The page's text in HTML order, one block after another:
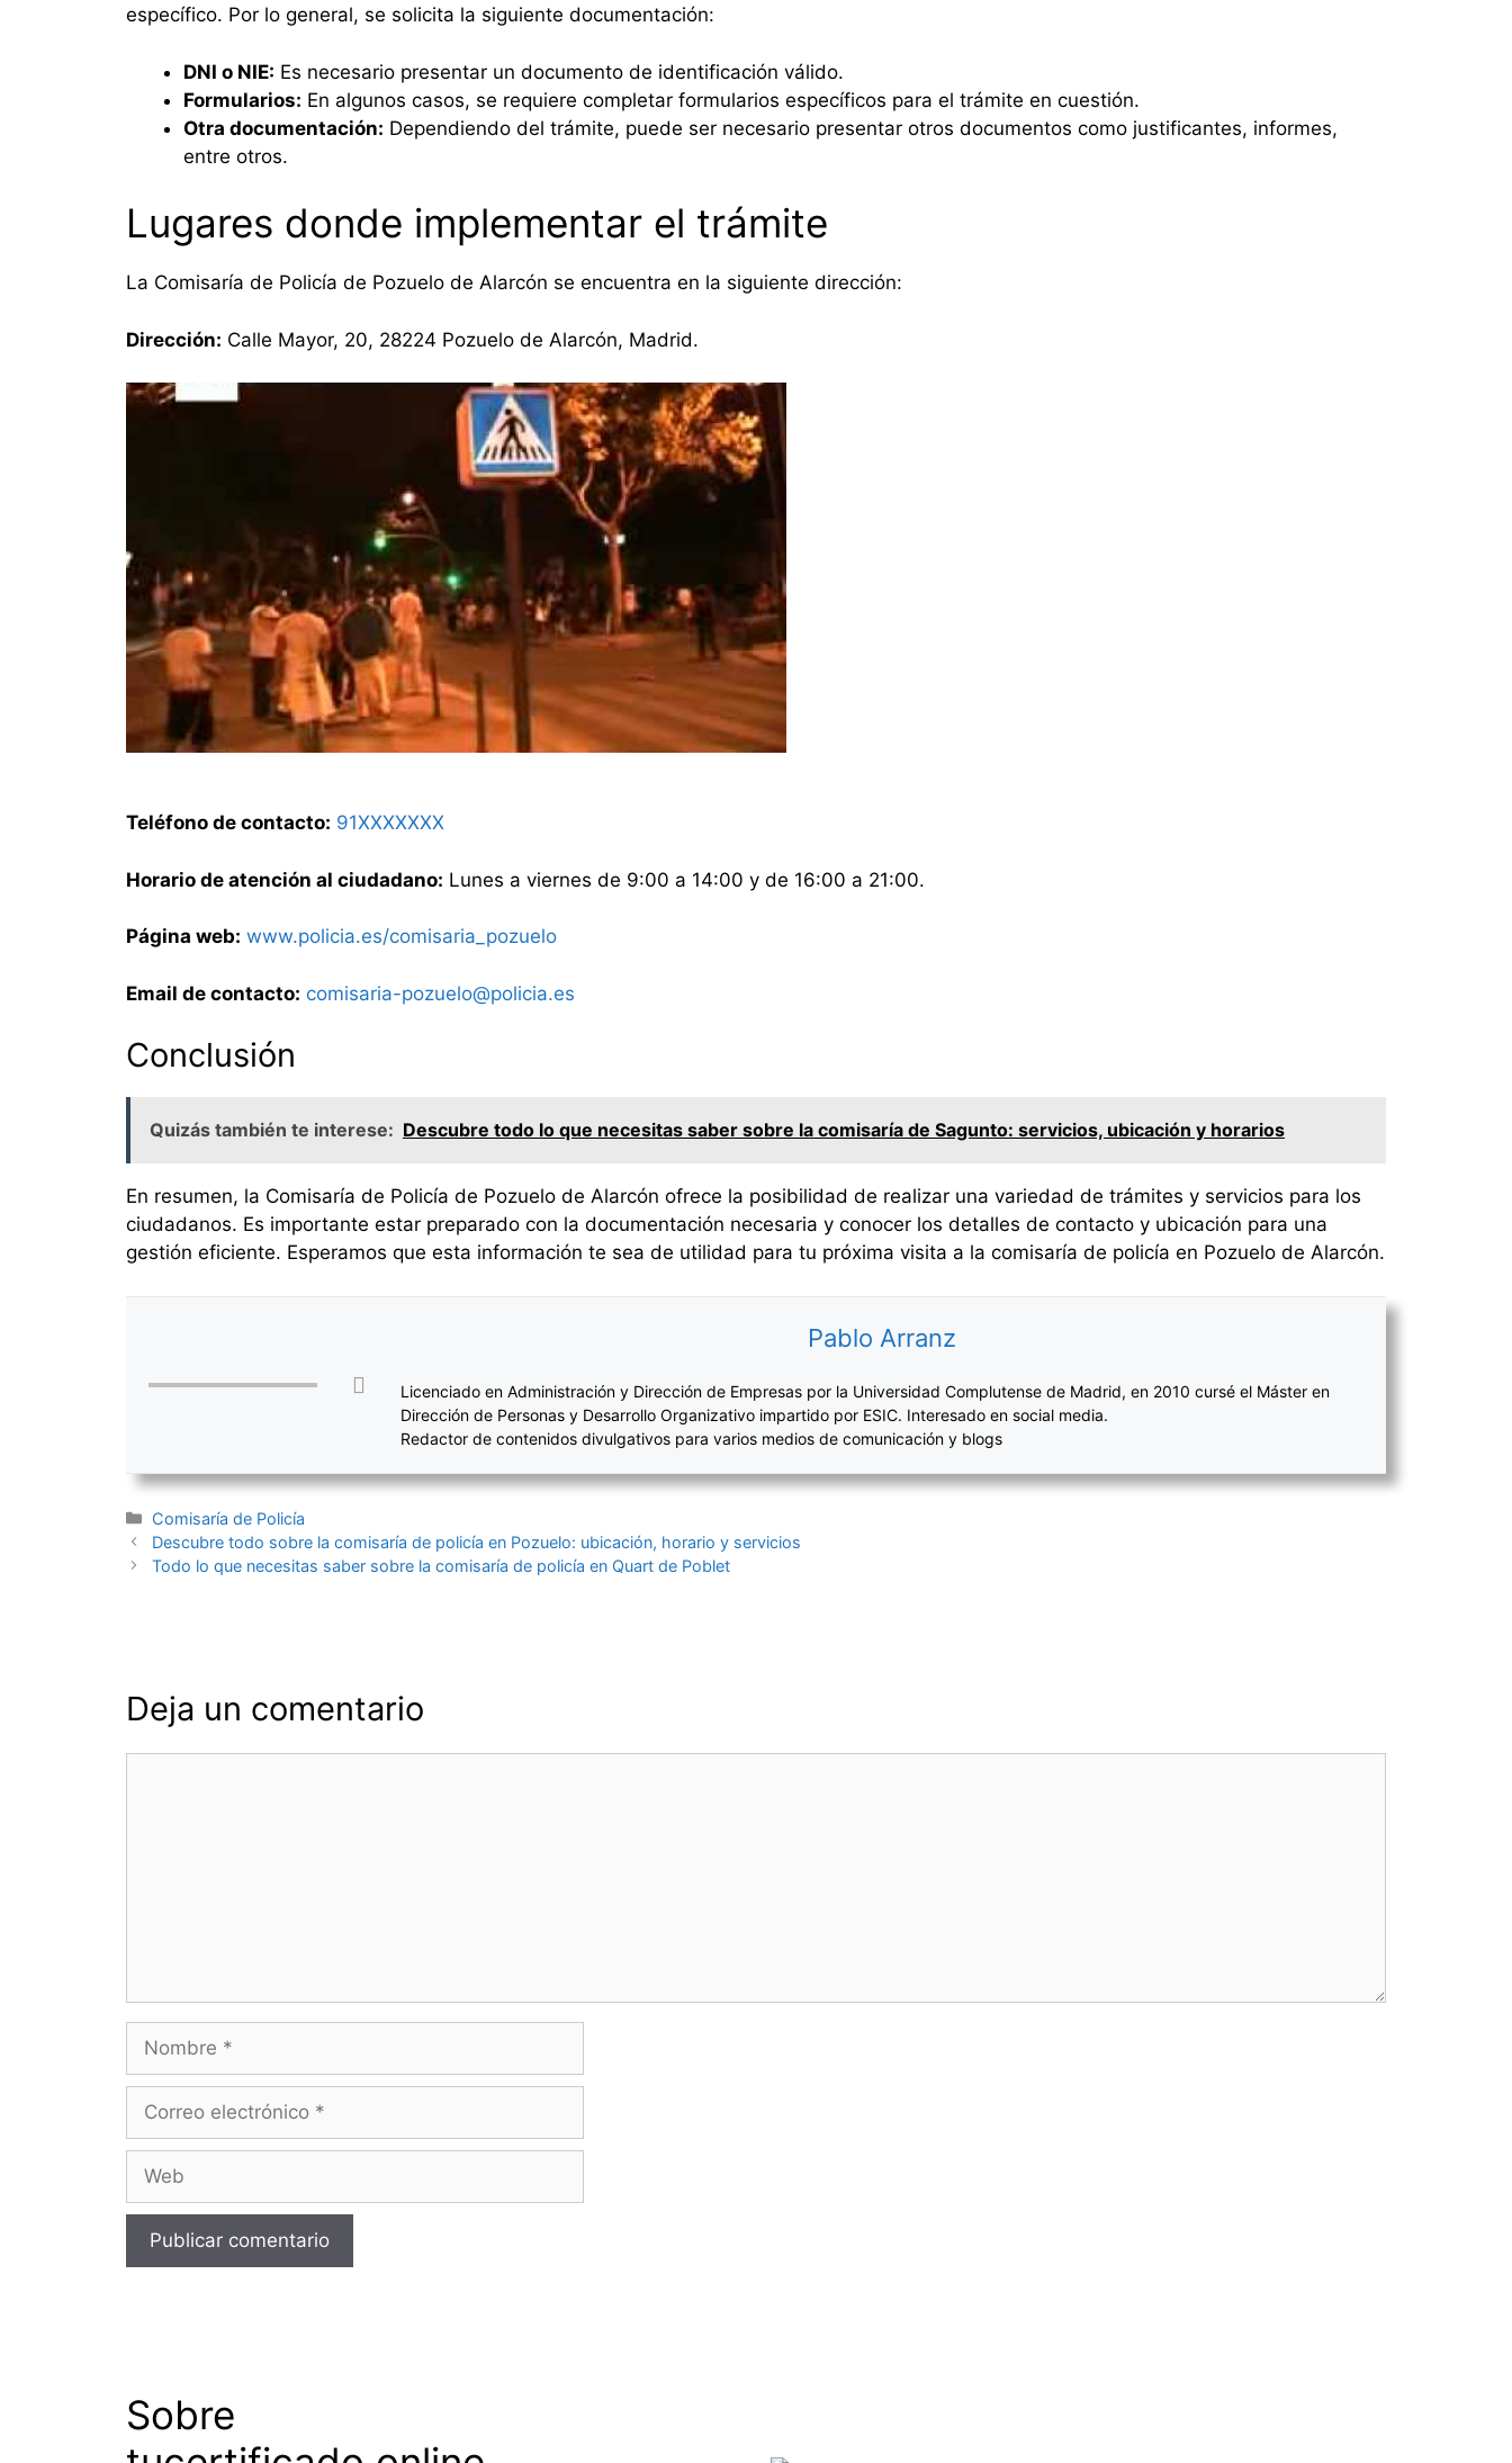
específico. Por lo general, se solicita la siguiente documentación:
DNI o NIE: Es necesario presentar un documento de identificación válido.
Formularios: En algunos casos, se requiere completar formularios específicos para el trámite en cuestión.
Otra documentación: Dependiendo del trámite, puede ser necesario presentar otros documentos como justificantes, informes,
entre otros.
Lugares donde implementar el trámite
La Comisaría de Policía de Pozuelo de Alarcón se encuentra en la siguiente dirección:
Dirección: Calle Mayor, 20, 28224 Pozuelo de Alarcón, Madrid.
Teléfono de contacto: 91XXXXXXX
Horario de atención al ciudadano: Lunes a viernes de 9:00 a 14:00 y de 16:00 a 21:00.
Página web: www.policia.es/comisaria_pozuelo
Email de contacto: comisaria-pozuelo@policia.es
Conclusión
Quizás también te interese: Descubre todo lo que necesitas saber sobre la comisaría de Sagunto: servicios, ubicación y horarios
En resumen, la Comisaría de Policía de Pozuelo de Alarcón ofrece la posibilidad de realizar una variedad de trámites y servicios para los
ciudadanos. Es importante estar preparado con la documentación necesaria y conocer los detalles de contacto y ubicación para una
gestión eficiente. Esperamos que esta información te sea de utilidad para tu próxima visita a la comisaría de policía en Pozuelo de Alarcón.
Pablo Arranz
Licenciado en Administración y Dirección de Empresas por la Universidad Complutense de Madrid, en 2010 cursé el Máster en
Dirección de Personas y Desarrollo Organizativo impartido por ESIC. Interesado en social media.
Redactor de contenidos divulgativos para varios medios de comunicación y blogs
Categorías
Comisaría de Policía
Navegación
de
Descubre todo sobre la comisaría de policía en Pozuelo: ubicación, horario y servicios
Todo lo que necesitas saber sobre la comisaría de policía en Quart de Poblet
Deja un comentario
electrónico
Sobre